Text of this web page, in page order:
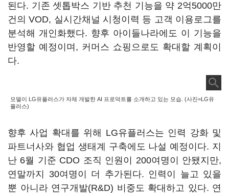
된다. 기존 셋톱박스 기반 추천 기능을 약 2억5000만
건의 VOD, 실시간채널 시청이력 등 고객 이용로그를
분석해 개인화했다. 향후 아이들나라에도 이 기능을
반영할 예정이며, 커머스 쇼핑으로도 확대할 계획이
다.
모델이 LG유플러스가 자체 개발한 AI 프로덕트를 소개하고 있는 모습. (사진=LG유
플러스)
향후 사업 확대를 위해 LG유플러스는 인력 강화 및
파트너사와 협업 생태계 구축에도 나설 예정이다. 지
난 6월 기준 CDO 조직 인원이 200여명이 안됐지만,
연말까지 30여명이 더 추가된다. 인력이 늘고 있을
뿐 아니라 연구개발(R&D) 비중도 확대하고 있다. 연